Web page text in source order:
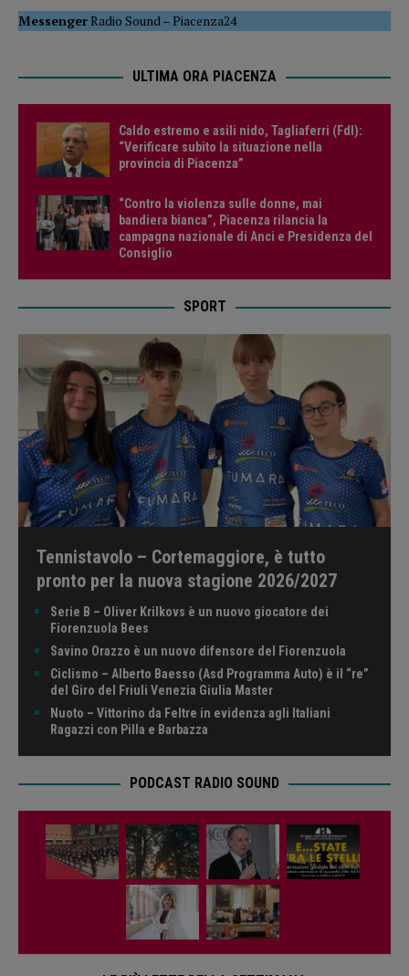
MessengerRadio Sound –Piacenza24
ULTIMA ORA PIACENZA
Caldo estremo e asili nido, Tagliaferri (FdI):
“Verificare subito la situazione nella
provincia di Piacenza”
“Contro la violenza sulle donne, mai
bandiera bianca”, Piacenza rilancia la
campagna nazionale di Anci e Presidenza del
Consiglio
SPORT
Tennistavolo – Cortemaggiore, è tutto
pronto per la nuova stagione 2026/2027
Serie B – Oliver Krilkovs è un nuovo giocatore dei
Fiorenzuola Bees
Savino Orazzo è un nuovo difensore del Fiorenzuola
Ciclismo – Alberto Baesso (Asd Programma Auto) è il “re”
del Giro del Friuli Venezia Giulia Master
Nuoto – Vittorino da Feltre in evidenza agli Italiani
Ragazzi con Pilla e Barbazza
PODCAST RADIO SOUND